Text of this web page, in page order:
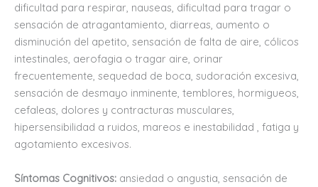
dificultad para respirar, nauseas, dificultad para tragar o
sensación de atragantamiento, diarreas, aumento o
disminución del apetito, sensación de falta de aire, cólicos
intestinales, aerofagia o tragar aire, orinar
frecuentemente, sequedad de boca, sudoración excesiva,
sensación de desmayo inminente, temblores, hormigueos,
cefaleas, dolores y contracturas musculares,
hipersensibilidad a ruidos, mareos e inestabilidad , fatiga y
agotamiento excesivos.
Síntomas Cognitivos: ansiedad o angustia, sensación de